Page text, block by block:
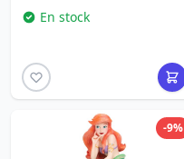
En stock
-9%